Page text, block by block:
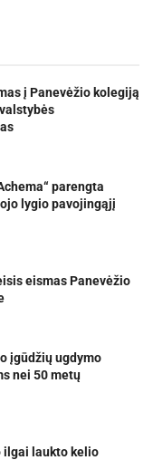
į Panevėžio kolegiją
parengta
lygio pavojingąjį
eismas Panevėžio
įgūdžių ugdymo
nei 50 metų
ilgai laukto kelio